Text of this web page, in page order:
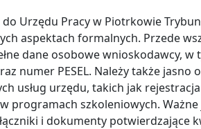
Urzędu Pracy w Piotrkowie
aspektach formalnych. Przede
dane osobowe wnioskodawcy, w
numer PESEL. Należy także jasno
usług urzędu, takich jak rejestracja
programach szkoleniowych. Ważne
i dokumenty potwierdzające